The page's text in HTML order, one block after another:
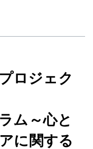
ロジェク
ム～心と
に関する